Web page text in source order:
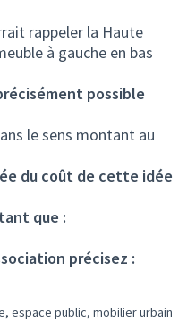
rappeler la Haute
à gauche en bas
possible
le sens montant au
du coût de cette idée
que :
précisez :
de la catégorie : Cadre de
espace public, mobilier urbain